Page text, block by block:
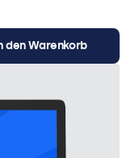
den Warenkorb